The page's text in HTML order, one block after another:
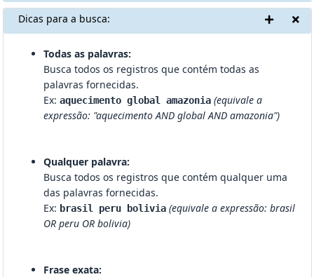
Dicas para a busca:
Todas as palavras:
Busca todos os registros que contém todas as
palavras fornecidas.
Ex: aquecimento global amazonia (equivale a
expressão: "aquecimento AND global AND amazonia")
Qualquer palavra:
Busca todos os registros que contém qualquer uma
das palavras fornecidas.
Ex: brasil peru bolivia (equivale a expressão: brasil
OR peru OR bolivia)
Frase exata: